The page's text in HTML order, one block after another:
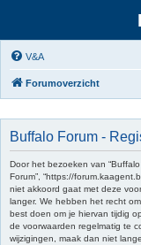
V&A
Forumoverzicht
Buffalo Forum -
Door het bezoeken van “Buffalo
Forum”, “https://
niet akkoord gaat met deze
langer. We hebben het recht
best doen om je hiervan tijdig
de voorwaarden regelmatig te
wijzigingen, maak dan niet